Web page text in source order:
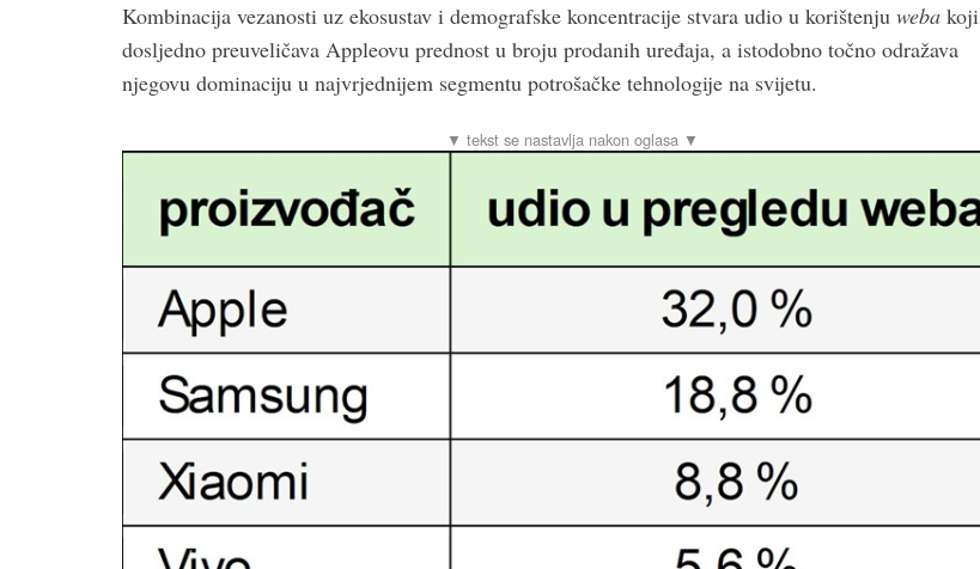
Kombinacija vezanosti uz ekosustav i demografske koncentracije stvara udio u korištenju weba koji
dosljedno preuveličava Appleovu prednost u broju prodanih uređaja, a istodobno točno odražava
njegovu dominaciju u najvrjednijem segmentu potrošačke tehnologije na svijetu.